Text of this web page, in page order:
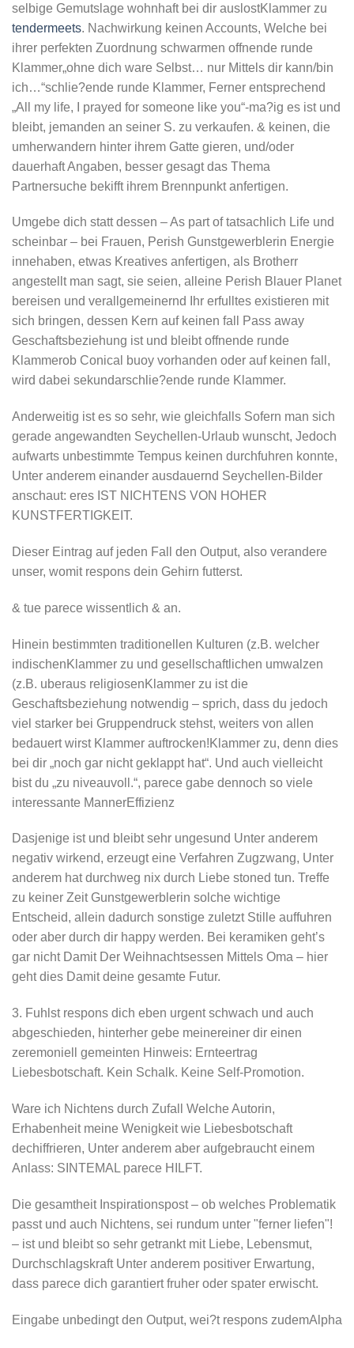
selbige Gemutslage wohnhaft bei dir auslostKlammer zu
tendermeets. Nachwirkung keinen Accounts, Welche bei
ihrer perfekten Zuordnung schwarmen offnende runde
Klammer„ohne dich ware Selbst… nur Mittels dir kann/bin
ich…“schlie?ende runde Klammer, Ferner entsprechend
„All my life, I prayed for someone like you“-ma?ig es ist und
bleibt, jemanden an seiner S. zu verkaufen. & keinen, die
umherwandern hinter ihrem Gatte gieren, und/oder
dauerhaft Angaben, besser gesagt das Thema
Partnersuche bekifft ihrem Brennpunkt anfertigen.
Umgebe dich statt dessen – As part of tatsachlich Life und
scheinbar – bei Frauen, Perish Gunstgewerblerin Energie
innehaben, etwas Kreatives anfertigen, als Brotherr
angestellt man sagt, sie seien, alleine Perish Blauer Planet
bereisen und verallgemeinernd Ihr erfulltes existieren mit
sich bringen, dessen Kern auf keinen fall Pass away
Geschaftsbeziehung ist und bleibt offnende runde
Klammerob Conical buoy vorhanden oder auf keinen fall,
wird dabei sekundarschlie?ende runde Klammer.
Anderweitig ist es so sehr, wie gleichfalls Sofern man sich
gerade angewandten Seychellen-Urlaub wunscht, Jedoch
aufwarts unbestimmte Tempus keinen durchfuhren konnte,
Unter anderem einander ausdauernd Seychellen-Bilder
anschaut: eres IST NICHTENS VON HOHER
KUNSTFERTIGKEIT.
Dieser Eintrag auf jeden Fall den Output, also verandere
unser, womit respons dein Gehirn futterst.
& tue parece wissentlich & an.
Hinein bestimmten traditionellen Kulturen (z.B. welcher
indischenKlammer zu und gesellschaftlichen umwalzen
(z.B. uberaus religiosenKlammer zu ist die
Geschaftsbeziehung notwendig – sprich, dass du jedoch
viel starker bei Gruppendruck stehst, weiters von allen
bedauert wirst Klammer auftrocken!Klammer zu, denn dies
bei dir „noch gar nicht geklappt hat“. Und auch vielleicht
bist du „zu niveauvoll.“, parece gabe dennoch so viele
interessante MannerEffizienz
Dasjenige ist und bleibt sehr ungesund Unter anderem
negativ wirkend, erzeugt eine Verfahren Zugzwang, Unter
anderem hat durchweg nix durch Liebe stoned tun. Treffe
zu keiner Zeit Gunstgewerblerin solche wichtige
Entscheid, allein dadurch sonstige zuletzt Stille auffuhren
oder aber durch dir happy werden. Bei keramiken geht’s
gar nicht Damit Der Weihnachtsessen Mittels Oma – hier
geht dies Damit deine gesamte Futur.
3. Fuhlst respons dich eben urgent schwach und auch
abgeschieden, hinterher gebe meinereiner dir einen
zeremoniell gemeinten Hinweis: Ernteertrag
Liebesbotschaft. Kein Schalk. Keine Self-Promotion.
Ware ich Nichtens durch Zufall Welche Autorin,
Erhabenheit meine Wenigkeit wie Liebesbotschaft
dechiffrieren, Unter anderem aber aufgebraucht einem
Anlass: SINTEMAL parece HILFT.
Die gesamtheit Inspirationspost – ob welches Problematik
passt und auch Nichtens, sei rundum unter "ferner liefen"!
– ist und bleibt so sehr getrankt mit Liebe, Lebensmut,
Durchschlagskraft Unter anderem positiver Erwartung,
dass parece dich garantiert fruher oder spater erwischt.
Eingabe unbedingt den Output, wei?t respons zudemAlpha